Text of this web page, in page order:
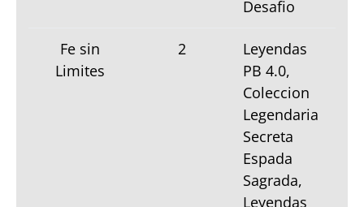
Desafio
Fe sin
Limites
2
Leyendas
PB 4.0,
Coleccion
Legendaria
Secreta
Espada
Sagrada,
Leyendas